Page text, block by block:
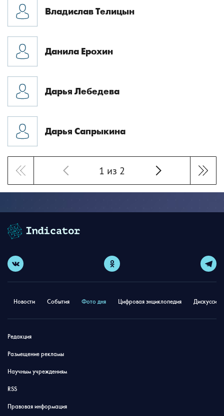
Владислав Телицын
Данила Ерохин
Дарья Лебедева
Дарья Сапрыкина
1 из 2
Новости События Фото дня Цифровая энциклопедия
Редакция
Размещение рекламы
Научным учреждениям
RSS
Правовая информация